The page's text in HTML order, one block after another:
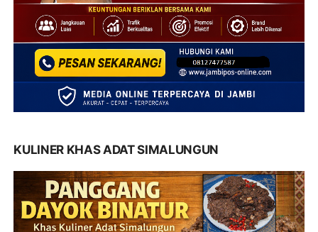
KULINER KHAS ADAT SIMALUNGUN